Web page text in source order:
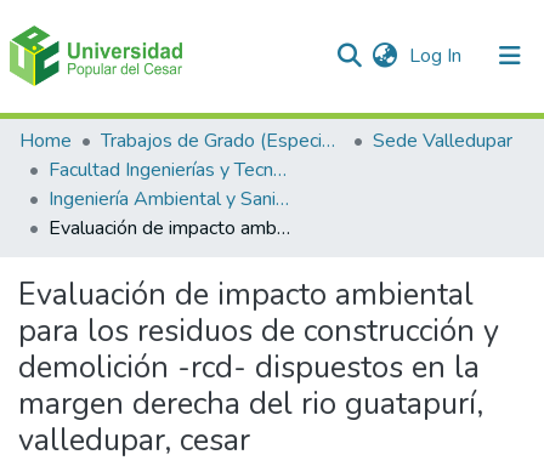
Log In (current)
Communities & Collections
All of DSpace
Statistics
Home Trabajos de Grado (Especializaciones y Pregrados)
Sede Valledupar
Facultad Ingenierías y Tecnologías
Ingeniería Ambiental y Sanitaria.
Evaluación de impacto ambiental para los residuos de construcción y demolición -rcd- dispuestos en la margen derecha del rio guatapurí, valledupar, cesar
Evaluación de impacto ambiental
para los residuos de construcción y
demolición -rcd- dispuestos en la
margen derecha del rio guatapurí,
valledupar, cesar